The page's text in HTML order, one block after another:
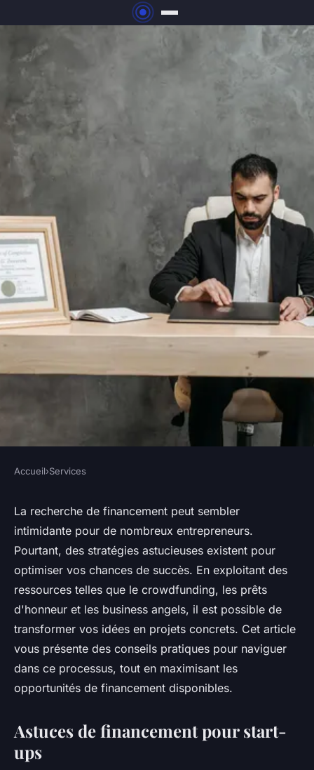
Recherche de financement :
astuces pour entrepreneurs
avisés
Soline•29 septembre 2024•3 min de lecture
Accueil›Services
La recherche de financement peut sembler
intimidante pour de nombreux entrepreneurs.
Pourtant, des stratégies astucieuses existent pour
optimiser vos chances de succès. En exploitant des
ressources telles que le crowdfunding, les prêts
d'honneur et les business angels, il est possible de
transformer vos idées en projets concrets. Cet article
vous présente des conseils pratiques pour naviguer
dans ce processus, tout en maximisant les
opportunités de financement disponibles.
Astuces de financement pour start-
ups